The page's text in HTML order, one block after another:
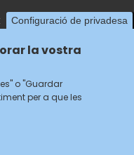
Configuració de privadesa
la vostra
o "Guardar
per a que les